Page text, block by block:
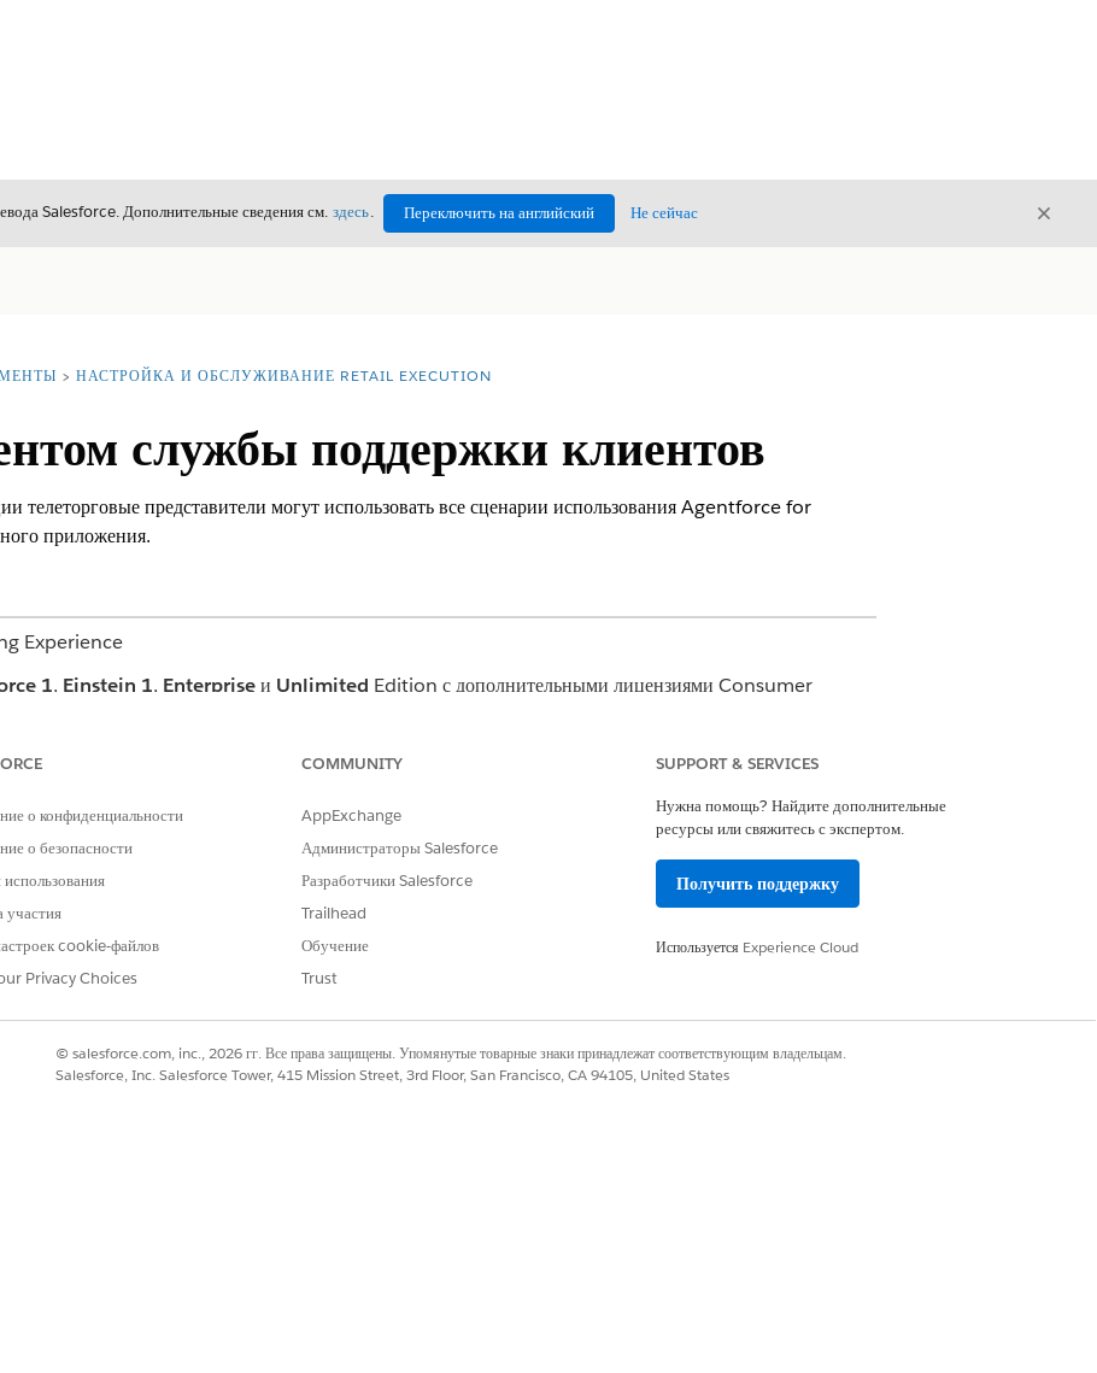
Salesforce. Дополнительные сведения см. здесь. Переключить на английский Не сейчас
НАСТРОЙКА И ОБСЛУЖИВАНИЕ RETAIL EXECUTION
службы поддержки клиентов
телеторговые представители могут использовать все сценарии использования Agentforce for
приложения.
Experience
1, Einstein 1, Enterpriseи Unlimited Edition с дополнительными лицензиями Consumer
посредством профилей или наборов полномочий. Используйте вкладку «Доступ агента» на
Управление доступом агента
нажать на значок Ask Agentforce в правом верхнем углу в приложении Consumer Goods Cloud for
и выбрать «Помощь в обслуживании клиентов». Они могут набрать свои вопросы (напоминание) в
нужный ответ.
о конфиденциальности
о безопасности
использования
участия
cookie-файлов
Privacy Choices
COMMUNITY
AppExchange
Администраторы Salesforce
Разработчики Salesforce
Trailhead
Обучение
Trust
SUPPORT & SERVICES
Нужна помощь? Найдите дополнительные
ресурсы или свяжитесь с экспертом.
Получить поддержку
Используется Experience Cloud
© salesforce.com, inc., 2026 гг. Все права защищены. Упомянутые товарные знаки принадлежат соответствующим владельцам.
Salesforce, Inc. Salesforce Tower, 415 Mission Street, 3rd Floor, San Francisco, CA 94105, United States